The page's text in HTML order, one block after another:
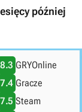
później
8.3 GRYOnline
7.4 Gracze
7.5 Steam